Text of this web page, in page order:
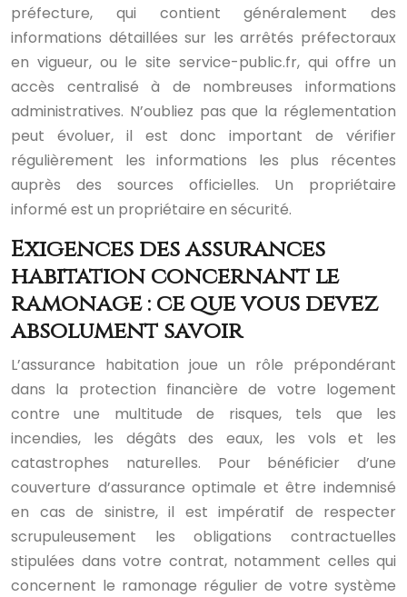
préfecture, qui contient généralement des
informations détaillées sur les arrêtés préfectoraux
en vigueur, ou le site service-public.fr, qui offre un
accès centralisé à de nombreuses informations
administratives. N’oubliez pas que la réglementation
peut évoluer, il est donc important de vérifier
régulièrement les informations les plus récentes
auprès des sources officielles. Un propriétaire
informé est un propriétaire en sécurité.
Exigences des assurances
habitation concernant le
ramonage : ce que vous devez
absolument savoir
L’assurance habitation joue un rôle prépondérant
dans la protection financière de votre logement
contre une multitude de risques, tels que les
incendies, les dégâts des eaux, les vols et les
catastrophes naturelles. Pour bénéficier d’une
couverture d’assurance optimale et être indemnisé
en cas de sinistre, il est impératif de respecter
scrupuleusement les obligations contractuelles
stipulées dans votre contrat, notamment celles qui
concernent le ramonage régulier de votre système